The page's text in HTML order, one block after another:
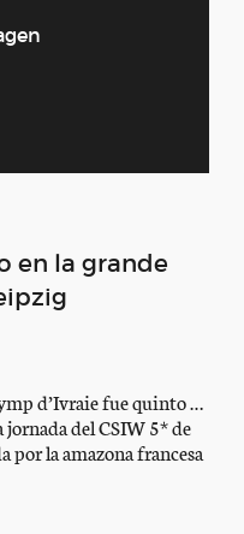
en la grande
d’Ivraie fue quinto en
del CSIW 5* de
por la amazona francesa
día, realizando un